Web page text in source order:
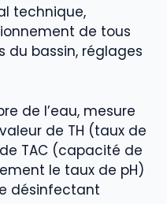
technique,
de tous
du bassin, réglages
de l’eau, mesure
de TH (taux de
TAC (capacité de
le taux de pH)
désinfectant